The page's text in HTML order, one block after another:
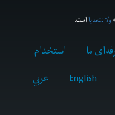
ولانت‌مدیااست.
ما
استخدام
English
عربي